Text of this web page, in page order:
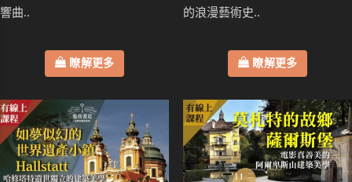
響曲..
瞭解更多
的浪漫藝術史..
瞭解更多